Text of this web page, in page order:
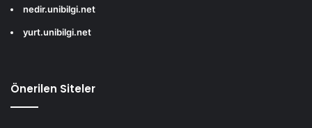
nedir.unibilgi.net
yurt.unibilgi.net
Önerilen Siteler